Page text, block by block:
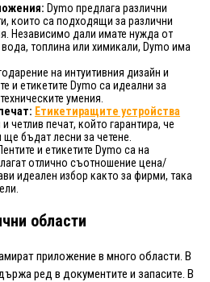
Dymo предлага различни
които са подходящи за различни
Независимо дали имате нужда от
топлина или химикали, Dymo има
на интуитивния дизайн и
и етикетите Dymo са идеални за
умения.
Етикетиращите устройства
четлив печат, който гарантира, че
ще бъдат лесни за четене.
и етикетите Dymo са на
отлично съотношение цена/
идеален избор както за фирми, така
области
приложение в много области. В
ред в документите и запасите. В